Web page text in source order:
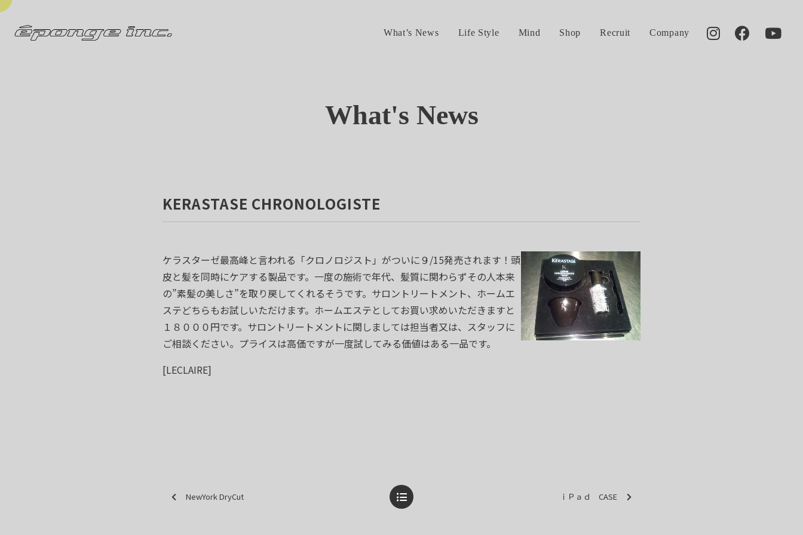
What’s News Life Style Mind Shop Recruit Company
What's News
KERASTASE CHRONOLOGISTE
ケラスターゼ最高峰と言われる「クロノロジスト」がついに９/15発売されます！頭
皮と髪を同時にケアする製品です。一度の施術で年代、髪質に関わらずその人本来
の”素髪の美しさ”を取り戻してくれるそうです。サロントリートメント、ホームエ
ステどちらもお試しいただけます。ホームエステとしてお買い求めいただきますと
１８０００円です。サロントリートメントに関しましては担当者又は、スタッフに
ご相談ください。プライスは高価ですが一度試してみる価値はある一品です。
[LECLAIRE]
NewYork DryCut ｉＰａｄ CASE